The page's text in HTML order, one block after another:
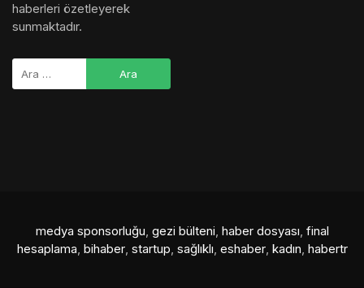
haberleri özetleyerek
sunmaktadır.
medya sponsorluğu, gezi bülteni, haber dosyası, final
hesaplama, bihaber, startup, sağlıklı, eshaber, kadın, habertr